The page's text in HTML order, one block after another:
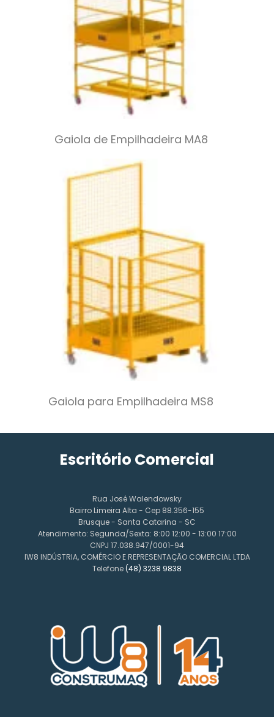
Gaiola de Empilhadeira MA8
Gaiola para Empilhadeira MS8
Escritório Comercial
Rua José Walendowsky
Bairro Limeira Alta - Cep 88.356-155
Brusque - Santa Catarina - SC
Atendimento: Segunda/Sexta: 8:00 12:00 - 13:00 17:00
CNPJ 17.038.947/0001-94
IW8 INDÚSTRIA, COMÉRCIO E REPRESENTAÇÃO COMERCIAL LTDA
Telefone (48) 3238 9838